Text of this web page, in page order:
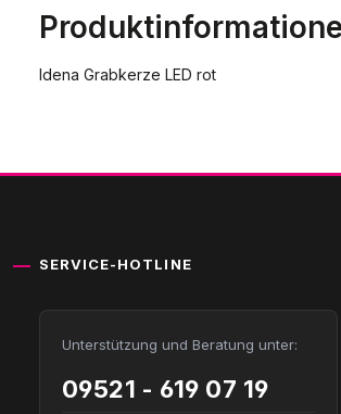
Idena Grabkerze LED rot
SERVICE-HOTLINE
Unterstützung und Beratung unter:
09521 - 619 07 19